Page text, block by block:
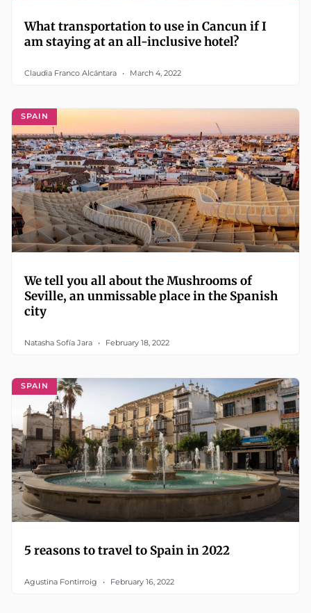
What transportation to use in Cancun if I
am staying at an all-inclusive hotel?
Claudia Franco Alcántara March 4, 2022
SPAIN
We tell you all about the Mushrooms of
Seville, an unmissable place in the Spanish
city
Natasha Sofía Jara February 18, 2022
SPAIN
5 reasons to travel to Spain in 2022
Agustina Fontirroig February 16, 2022